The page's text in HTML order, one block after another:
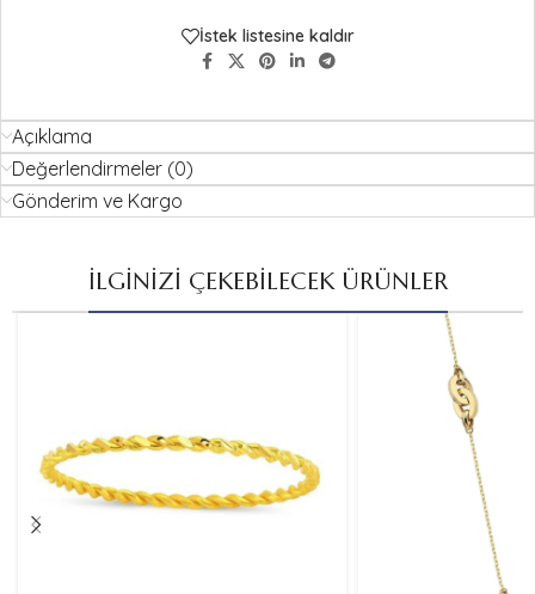
İstek listesine kaldır
Açıklama
Değerlendirmeler (0)
Gönderim ve Kargo
İLGİNİZİ ÇEKEBİLECEK ÜRÜNLER